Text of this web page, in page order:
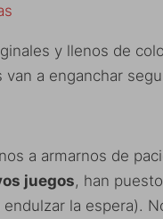
y llenos de
van a enganchar
a armarnos de
juegos, han puesto
endulzar la espera).